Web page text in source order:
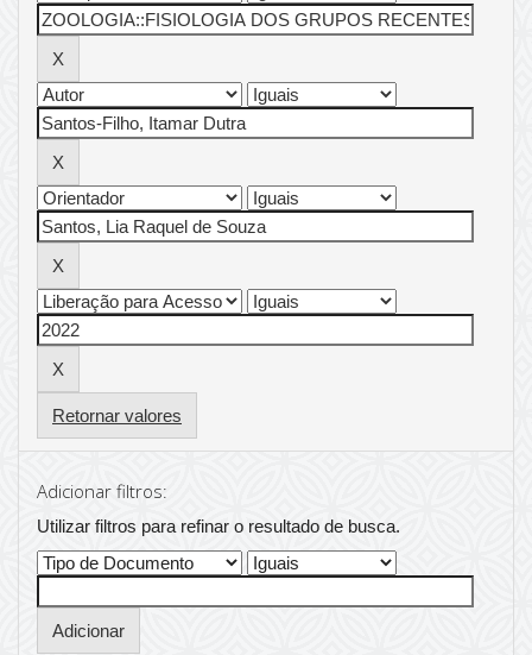
Retornar valores
Adicionar filtros:
Utilizar filtros para refinar o resultado de busca.